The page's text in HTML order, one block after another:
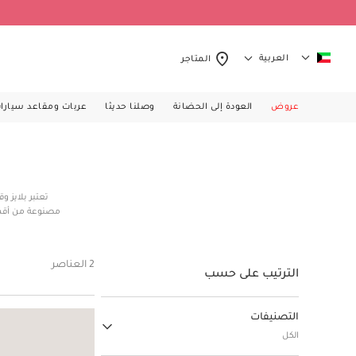
العربية المتاجر
عروض العودة إلى الحضانة وصلنا حديثا عربات ومقاعد
تعتبر
مصنوعة من
الترتيب على حسب
التصنيفات
الكل
2 العناصر